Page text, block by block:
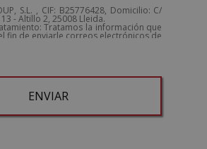
S.L. , CIF: B25776428, Domicilio: C/
- Altillo 2, 25008 Lleida.
Tratamos la información que
fin de enviarle correos electrónicos de
con los productos ofrecidos
que fueran de su interés.
ejercitar sus derechos identificándose
consulte nuestra Política de
comercial (vía telefónica y/o